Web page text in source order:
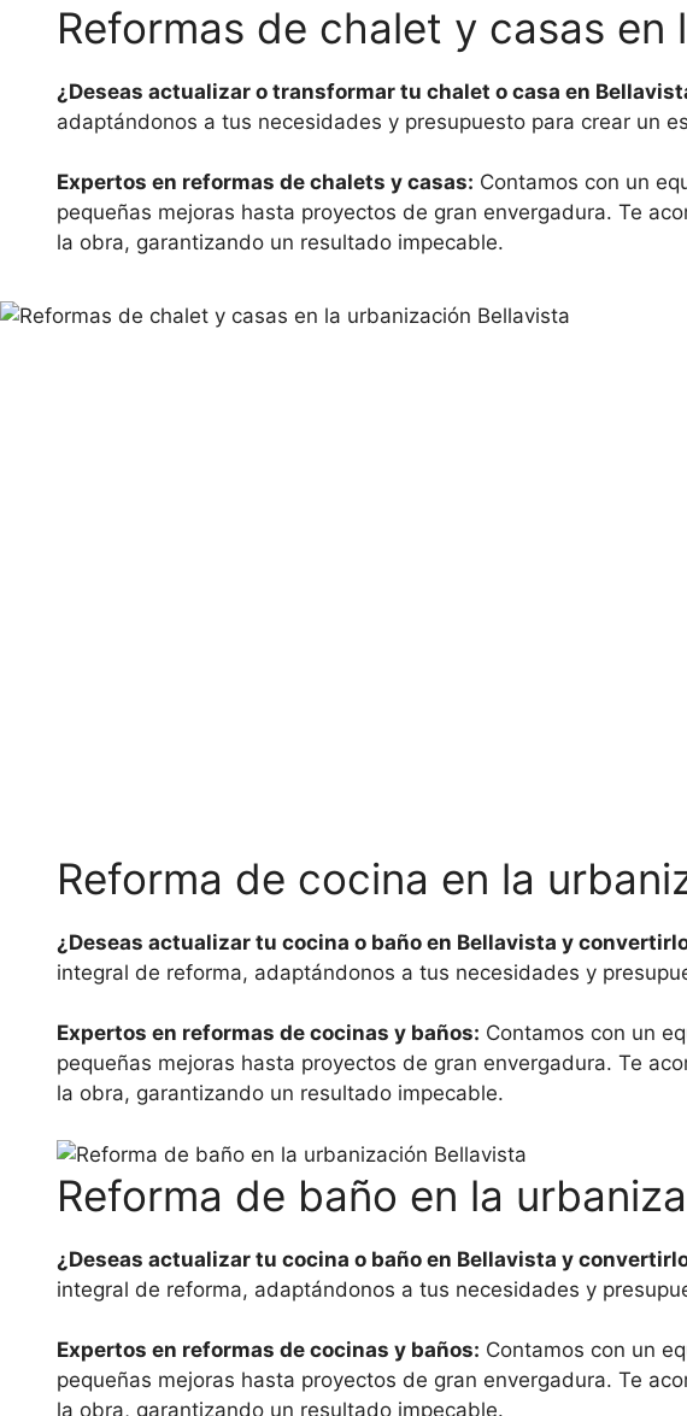
Reformas de chalet y casas
¿Deseas actualizar o transformar tu chalet o casa en
adaptándonos a tus necesidades y presupuesto para crear un
Expertos en reformas de chalets y casas: Contamos con un
pequeñas mejoras hasta proyectos de gran envergadura. Te
la obra, garantizando un resultado impecable.
Reforma de cocina en la
¿Deseas actualizar tu cocina o baño en Bellavista y
integral de reforma, adaptándonos a tus necesidades y
Expertos en reformas de cocinas y baños: Contamos con un
pequeñas mejoras hasta proyectos de gran envergadura. Te
la obra, garantizando un resultado impecable.
Reforma de baño en la
¿Deseas actualizar tu cocina o baño en Bellavista y
integral de reforma, adaptándonos a tus necesidades y
Expertos en reformas de cocinas y baños: Contamos con un
pequeñas mejoras hasta proyectos de gran envergadura. Te
la obra, garantizando un resultado impecable.